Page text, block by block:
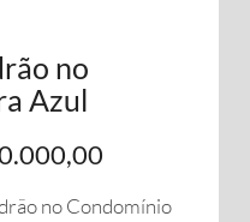
no
Azul
no Condomínio